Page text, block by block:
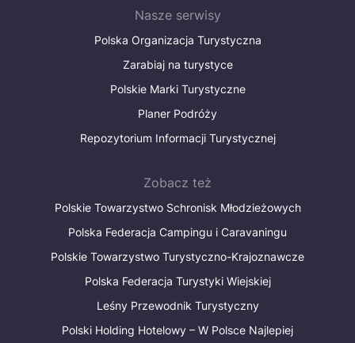
Nasze serwisy
Polska Organizacja Turystyczna
Zarabiaj na turystyce
Polskie Marki Turystyczne
Planer Podróży
Repozytorium Informacji Turystycznej
Zobacz też
Polskie Towarzystwo Schronisk Młodzieżowych
Polska Federacja Campingu i Caravaningu
Polskie Towarzystwo Turystyczno-Krajoznawcze
Polska Federacja Turystyki Wiejskiej
Leśny Przewodnik Turystyczny
Polski Holding Hotelowy – W Polsce Najlepiej